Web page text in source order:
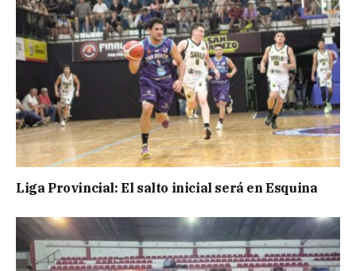
Liga Provincial: El salto inicial será en Esquina